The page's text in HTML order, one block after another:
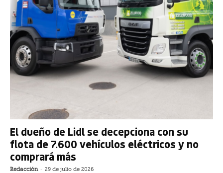
El dueño de Lidl se decepciona con su
flota de 7.600 vehículos eléctricos y no
comprará más
Redacción - 29 de julio de 2026